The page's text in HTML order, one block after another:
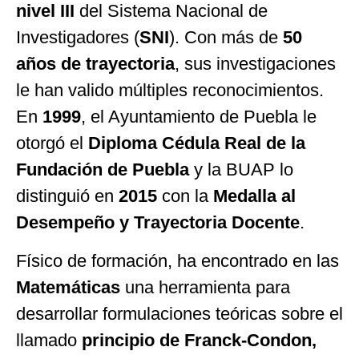
nivel III del Sistema Nacional de
Investigadores (SNI). Con más de 50
años de trayectoria, sus investigaciones
le han valido múltiples reconocimientos.
En 1999, el Ayuntamiento de Puebla le
otorgó el Diploma Cédula Real de la
Fundación de Pueblay la BUAP lo
distinguió en 2015 con la Medalla al
Desempeño y Trayectoria Docente.
Físico de formación, ha encontrado en las
Matemáticas una herramienta para
desarrollar formulaciones teóricas sobre el
llamado principio de Franck-Condon,